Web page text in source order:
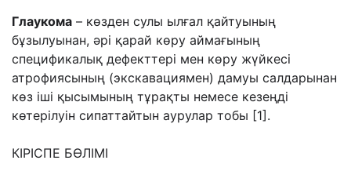
Глаукома – көзден сулы ылғал қайтуының
бұзылуынан, әрі қарай көру аймағының
спецификалық дефекттері мен көру жүйкесі
атрофиясының (экскавациямен) дамуы салдарынан
көз іші қысымының тұрақты немесе кезеңді
көтерілуін сипаттайтын аурулар тобы [1].
КІРІСПЕ БӨЛІМІ